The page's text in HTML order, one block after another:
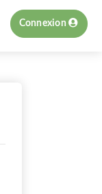
Connexion